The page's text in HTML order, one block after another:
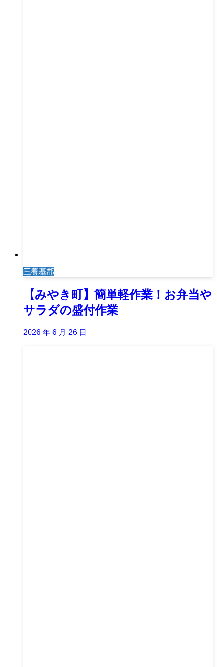
三養基郡
【みやき町】簡単軽作業！お弁当や
サラダの盛付作業
2026 年 6 月 26 日